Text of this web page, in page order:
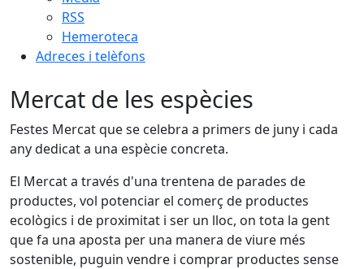
RSS
Hemeroteca
Adreces i telèfons
Mercat de les espècies
Festes Mercat que se celebra a primers de juny i cada
any dedicat a una espècie concreta.
El Mercat a través d'una trentena de parades de
productes, vol potenciar el comerç de productes
ecològics i de proximitat i ser un lloc, on tota la gent
que fa una aposta per una manera de viure més
sostenible, puguin vendre i comprar productes sense